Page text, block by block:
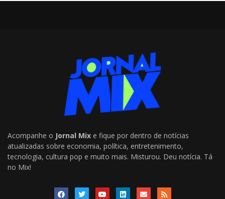
Acompanhe o Jornal Mix e fique por dentro de notícias
atualizadas sobre economia, política, entretenimento,
tecnologia, cultura pop e muito mais. Misturou. Deu notícia. Tá
no Mix!